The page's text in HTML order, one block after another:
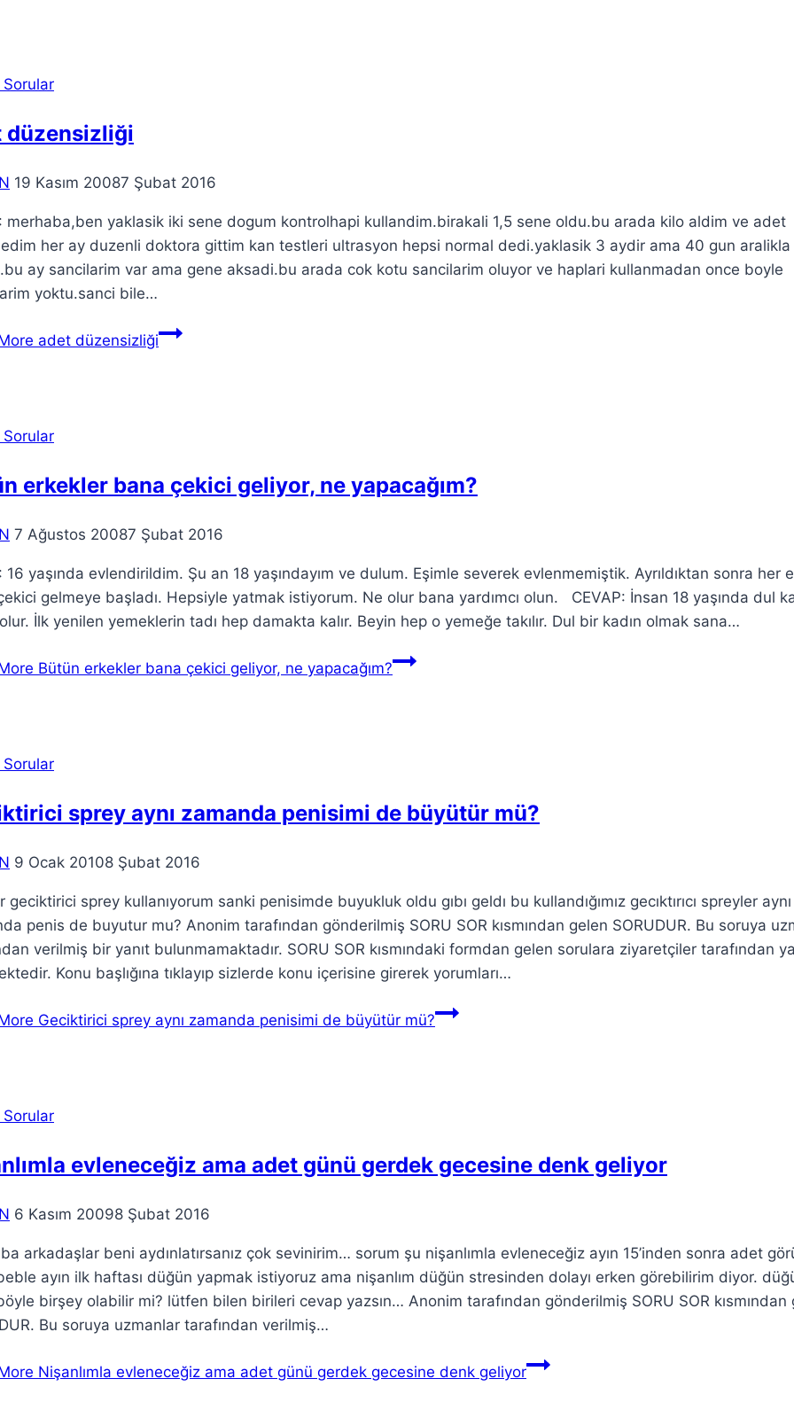
19 Kasım 20087 Şubat 2016
merhaba,ben yaklasik iki sene dogum kontrolhapi kullandim.birakali 1,5 sene oldu.bu arada kilo aldim ve adet
her ay duzenli doktora gittim kan testleri ultrasyon hepsi normal dedi.yaklasik 3 aydir ama 40 gun
ay sancilarim var ama gene aksadi.bu arada cok kotu sancilarim oluyor ve haplari kullanmadan once boyle
yoktu.sanci bile…
erkekler bana çekici geliyor, ne yapacağım?
7 Ağustos 20087 Şubat 2016
16 yaşında evlendirildim. Şu an 18 yaşındayım ve dulum. Eşimle severek evlenmemiştik. Ayrıldıktan sonra her
gelmeye başladı. Hepsiyle yatmak istiyorum. Ne olur bana yardımcı olun. CEVAP: İnsan 18 yaşında dul
İlk yenilen yemeklerin tadı hep damakta kalır. Beyin hep o yemeğe takılır. Dul bir kadın olmak sana…
Bütün erkekler bana çekici geliyor, ne yapacağım?
sprey aynı zamanda penisimi de büyütür mü?
9 Ocak 20108 Şubat 2016
geciktirici sprey kullanıyorum sanki penisimde buyukluk oldu gıbı geldı bu kullandığımız gecıktırıcı spreyler aynı
penis de buyutur mu? Anonim tarafından gönderilmiş SORU SOR kısmından gelen SORUDUR. Bu soruya
verilmiş bir yanıt bulunmamaktadır. SORU SOR kısmındaki formdan gelen sorulara ziyaretçiler tarafından
Konu başlığına tıklayıp sizlerde konu içerisine girerek yorumları…
Geciktirici sprey aynı zamanda penisimi de büyütür mü?
evleneceğiz ama adet günü gerdek gecesine denk geliyor
6 Kasım 20098 Şubat 2016
arkadaşlar beni aydınlatırsanız çok sevinirim… sorum şu nişanlımla evleneceğiz ayın 15’inden sonra adet
ayın ilk haftası düğün yapmak istiyoruz ama nişanlım düğün stresinden dolayı erken görebilirim diyor.
birşey olabilir mi? lütfen bilen birileri cevap yazsın… Anonim tarafından gönderilmiş SORU SOR kısmından
Bu soruya uzmanlar tarafından verilmiş…
Nişanlımla evleneceğiz ama adet günü gerdek gecesine denk geliyor